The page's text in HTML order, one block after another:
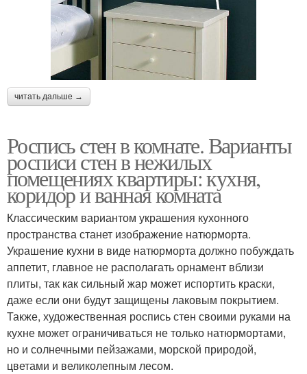
читать дальше →
Роспись стен в комнате. Варианты
росписи стен в нежилых
помещениях квартиры: кухня,
коридор и ванная комната
Классическим вариантом украшения кухонного
пространства станет изображение натюрморта.
Украшение кухни в виде натюрморта должно побуждать
аппетит, главное не располагать орнамент вблизи
плиты, так как сильный жар может испортить краски,
даже если они будут защищены лаковым покрытием.
Также, художественная роспись стен своими руками на
кухне может ограничиваться не только натюрмортами,
но и солнечными пейзажами, морской природой,
цветами и великолепным лесом.